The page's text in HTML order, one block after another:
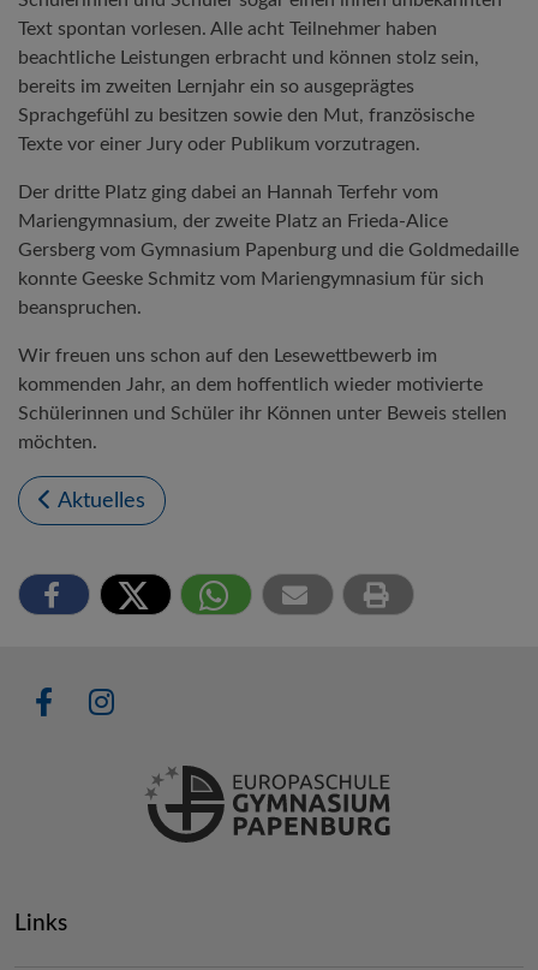
Text spontan vorlesen. Alle acht Teilnehmer haben
beachtliche Leistungen erbracht und können stolz sein,
bereits im zweiten Lernjahr ein so ausgeprägtes
Sprachgefühl zu besitzen sowie den Mut, französische
Texte vor einer Jury oder Publikum vorzutragen.
Der dritte Platz ging dabei an Hannah Terfehr vom
Mariengymnasium, der zweite Platz an Frieda-Alice
Gersberg vom Gymnasium Papenburg und die Goldmedaille
konnte Geeske Schmitz vom Mariengymnasium für sich
beanspruchen.
Wir freuen uns schon auf den Lesewettbewerb im
kommenden Jahr, an dem hoffentlich wieder motivierte
Schülerinnen und Schüler ihr Können unter Beweis stellen
möchten.
Aktuelles
Links